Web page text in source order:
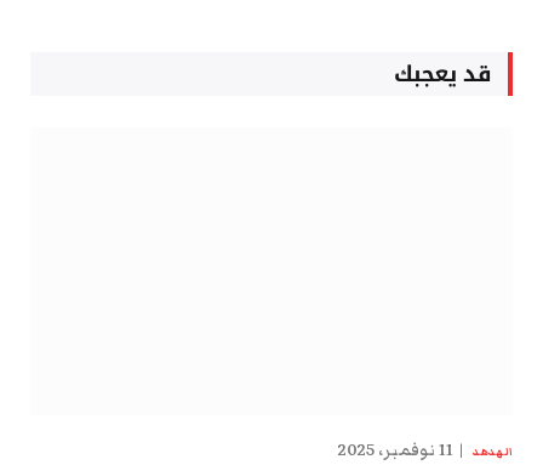
قد يعجبك
الهدهد 11 نوفمبر، 2025